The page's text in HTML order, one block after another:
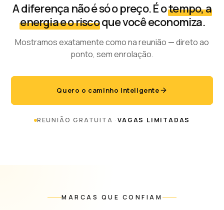
A diferença não é só o preço. É otempo, a
energia e o riscoque você economiza.
Mostramos exatamente como na reunião — direto ao
ponto, sem enrolação.
Quero o caminho inteligente
REUNIÃO GRATUITA ·VAGAS LIMITADAS
MARCAS QUE CONFIAM